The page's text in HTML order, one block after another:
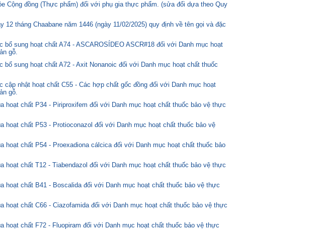
Cộng đồng (Thực phẩm) đối với phụ gia thực phẩm. (sửa đổi dựa theo Quy
tháng Chaabane năm 1446 (ngày 11/02/2025) quy định về tên gọi và đặc
sung hoạt chất A74 - ASCAROSÍDEO ASCR#18 đối với Danh mục hoạt
gỗ.
sung hoạt chất A72 - Axit Nonanoic đối với Danh mục hoạt chất thuốc
nhật hoạt chất C55 - Các hợp chất gốc đồng đối với Danh mục hoạt
gỗ.
hoạt chất P34 - Piriproxifem đối với Danh mục hoạt chất thuốc bảo vệ thực
chất P53 - Protioconazol đối với Danh mục hoạt chất thuốc bảo vệ
chất P54 - Proexadiona cálcica đối với Danh mục hoạt chất thuốc bảo
chất T12 - Tiabendazol đối với Danh mục hoạt chất thuốc bảo vệ thực
hoạt chất B41 - Boscalida đối với Danh mục hoạt chất thuốc bảo vệ thực
chất C66 - Ciazofamida đối với Danh mục hoạt chất thuốc bảo vệ thực
chất F72 - Fluopiram đối với Danh mục hoạt chất thuốc bảo vệ thực